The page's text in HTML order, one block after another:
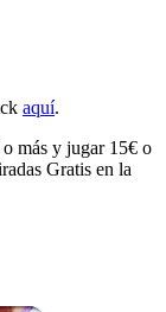
aquí.
más y jugar 15€ o
Gratis en la